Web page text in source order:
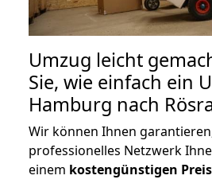
Umzug leicht
Sie, wie einfach ein
Hamburg nach
Wir können Ihnen
professionelles Netzwerk
einem kostengünstigen Preis